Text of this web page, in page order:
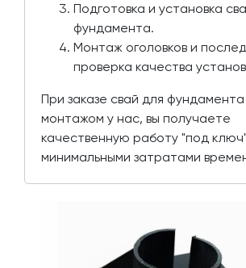
Подготовка и установка
фундамента.
Монтаж оголовков и
проверка качества
При заказе свай для
монтажом у нас, вы получаете
качественную работу "под
минимальными затратами